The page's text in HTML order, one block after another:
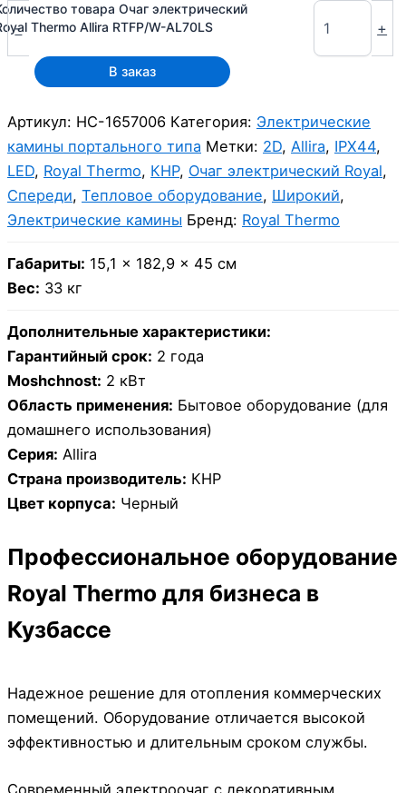
-
товара Очаг электрический
Thermo Allira RTFP/W-AL70LS
+
В заказ
Артикул: НС-1657006 Категория: Электрические
камины портального типа Метки: 2D, Allira, IPX44,
LED, Royal Thermo, КНР, Очаг электрический Royal,
Спереди, Тепловое оборудование, Широкий,
Электрические камины Бренд: Royal Thermo
Габариты: 15,1 × 182,9 × 45 см
Вес: 33 кг
Дополнительные характеристики:
Гарантийный срок: 2 года
Moshchnost: 2 кВт
Область применения: Бытовое оборудование (для
домашнего использования)
Серия: Allira
Страна производитель: КНР
Цвет корпуса: Черный
Профессиональное оборудование
Royal Thermo для бизнеса в
Кузбассе
Надежное решение для отопления коммерческих
помещений. Оборудование отличается высокой
эффективностью и длительным сроком службы.
Современный электроочаг с декоративным